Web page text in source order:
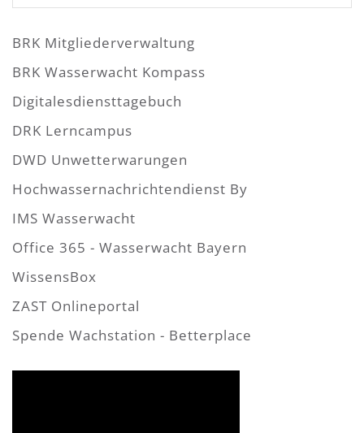
BRK Mitgliederverwaltung
BRK Wasserwacht Kompass
Digitalesdiensttagebuch
DRK Lerncampus
DWD Unwetterwarungen
Hochwassernachrichtendienst By
IMS Wasserwacht
Office 365 - Wasserwacht Bayern
WissensBox
ZAST Onlineportal
Spende Wachstation - Betterplace